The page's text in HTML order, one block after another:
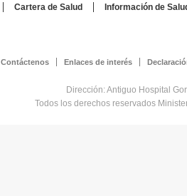
Cartera de Salud
Información de
Contáctenos Enlaces de interés
Dirección: Antiguo Hospital
Todos los derechos reservados